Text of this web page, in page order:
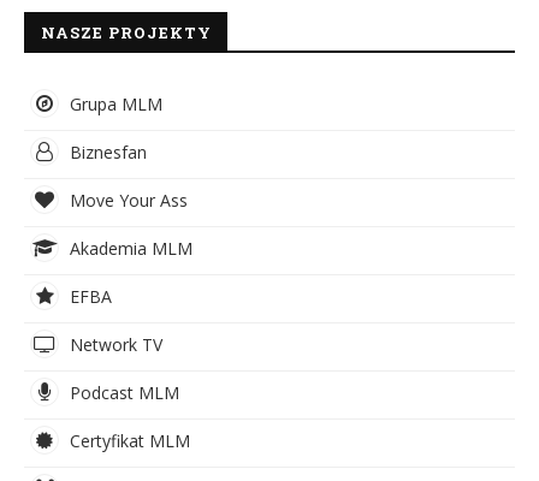
NASZE PROJEKTY
Grupa MLM
Biznesfan
Move Your Ass
Akademia MLM
EFBA
Network TV
Podcast MLM
Certyfikat MLM